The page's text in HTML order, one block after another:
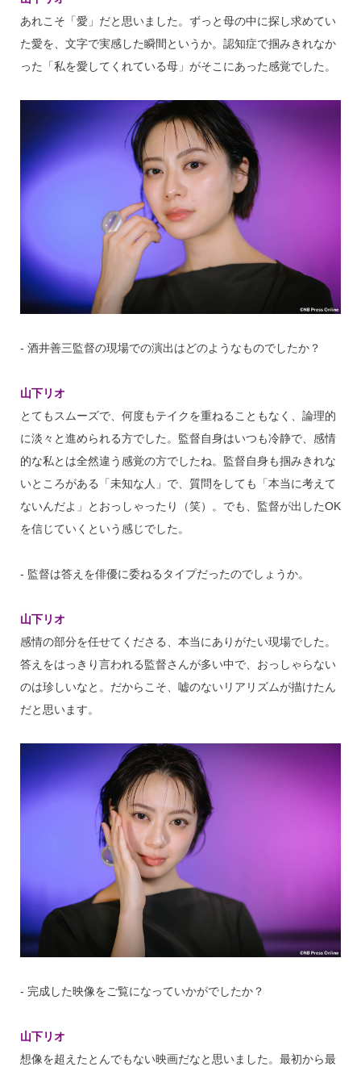
あれこそ「愛」だと思いました。ずっと母の中に探し求めてい
た愛を、文字で実感した瞬間というか。認知症で掴みきれなか
った「私を愛してくれている母」がそこにあった感覚でした。
‐ 酒井善三監督の現場での演出はどのようなものでしたか？
山下リオ
とてもスムーズで、何度もテイクを重ねることもなく、論理的
に淡々と進められる方でした。監督自身はいつも冷静で、感情
的な私とは全然違う感覚の方でしたね。監督自身も掴みきれな
いところがある「未知な人」で、質問をしても「本当に考えて
ないんだよ」とおっしゃったり（笑）。でも、監督が出したOK
を信じていくという感じでした。
‐ 監督は答えを俳優に委ねるタイプだったのでしょうか。
山下リオ
感情の部分を任せてくださる、本当にありがたい現場でした。
答えをはっきり言われる監督さんが多い中で、おっしゃらない
のは珍しいなと。だからこそ、嘘のないリアリズムが描けたん
だと思います。
‐ 完成した映像をご覧になっていかがでしたか？
山下リオ
想像を超えたとんでもない映画だなと思いました。最初から最